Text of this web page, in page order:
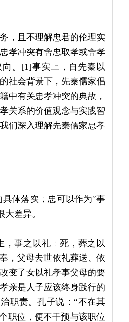
，且不理解忠君的伦理实
孝冲突有舍忠取孝或舍孝
。[1]事实上，自先秦以
社会背景下，先秦儒家倡
中有关忠孝冲突的典故，
关系的价值观念与实践智
们深入理解先秦儒家忠孝
体落实；忠可以作为“事
差异。
，事之以礼；死，葬之以
，父母去世依礼葬送、依
变子女以礼孝事父母的要
亲是人子应该终身践行的
职责。孔子说：“不在其
职位，便不干预与该职位